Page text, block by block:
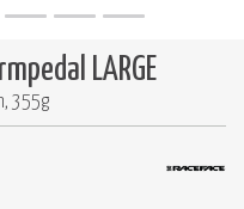
LARGE
355g